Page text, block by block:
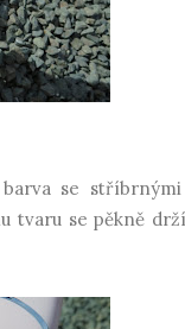
se stříbrnými
tvaru se pěkně